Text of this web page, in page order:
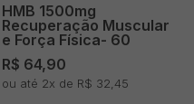
HMB 1500mg
Recuperação Muscular
e Força Física- 60
doses
R$ 64,90
ou até 2x de R$ 32,45